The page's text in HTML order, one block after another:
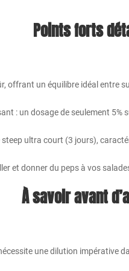
Points forts
offrant un équilibre idéal entre
: un dosage de seulement 5%
ultra court (3 jours),
et donner du peps à vos
À savoir avant
une dilution impérative